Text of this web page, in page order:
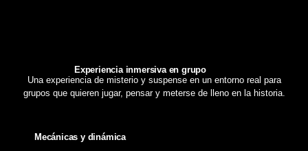
Experiencia inmersiva en grupo
Una experiencia de misterio y suspense en un entorno real para
grupos que quieren jugar, pensar y meterse de lleno en la historia.
Mecánicas y dinámica